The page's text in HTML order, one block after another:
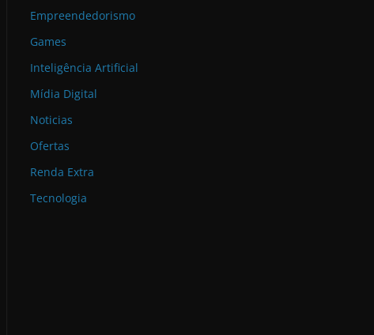
Empreendedorismo
Games
Inteligência Artificial
Mídia Digital
Noticias
Ofertas
Renda Extra
Tecnologia